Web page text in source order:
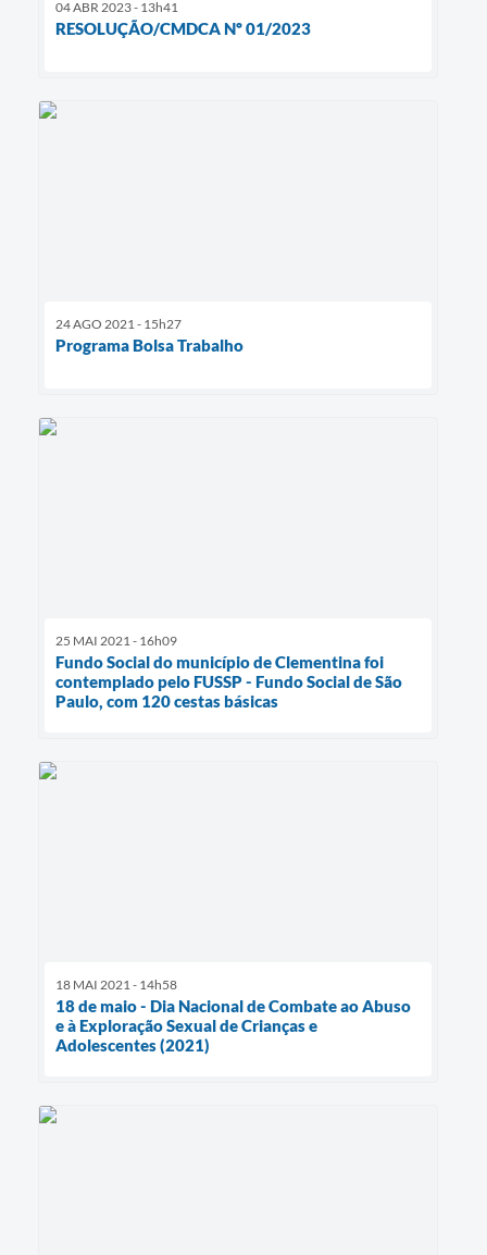
04 ABR 2023 - 13h41
RESOLUÇÃO/CMDCA Nº 01/2023
24 AGO 2021 - 15h27
Programa Bolsa Trabalho
25 MAI 2021 - 16h09
Fundo Social do município de Clementina foi
contemplado pelo FUSSP - Fundo Social de São
Paulo, com 120 cestas básicas
18 MAI 2021 - 14h58
18 de maio - Dia Nacional de Combate ao Abuso
e à Exploração Sexual de Crianças e
Adolescentes (2021)